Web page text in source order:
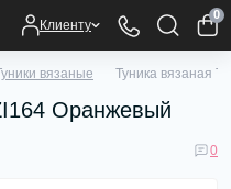
Клиенту
0
вязаные Туника вязаная
Оранжевый
0